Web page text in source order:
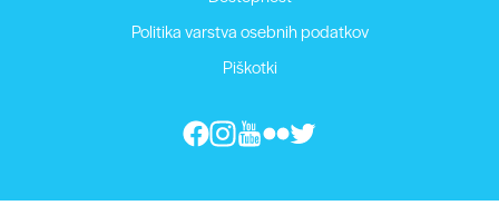
Politika varstva osebnih podatkov
Piškotki